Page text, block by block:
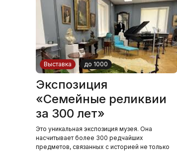
Выставка до 1000
Экспозиция
«Семейные реликвии
за 300 лет»
Это уникальная экспозиция музея. Она
насчитывает более 300 редчайших
предметов, связанных с историей не только